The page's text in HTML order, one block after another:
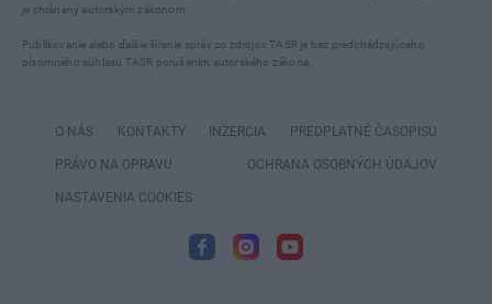
je chránený autorským zákonom.
Publikovanie alebo ďalšie šírenie správ zo zdrojov TASR je bez predchádzajúceho
písomného súhlasu TASR porušením autorského zákona.
O NÁS KONTAKTY INZERCIA PREDPLATNÉ ČASOPISU
PRÁVO NA OPRAVU OCHRANA OSOBNÝCH ÚDAJOV
NASTAVENIA COOKIES